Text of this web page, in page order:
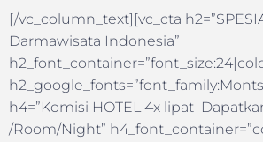
[/vc_column_text][vc_cta
Darmawisata Indonesia”
h4=”Komisi HOTEL 4x lipat
/Room/Night”